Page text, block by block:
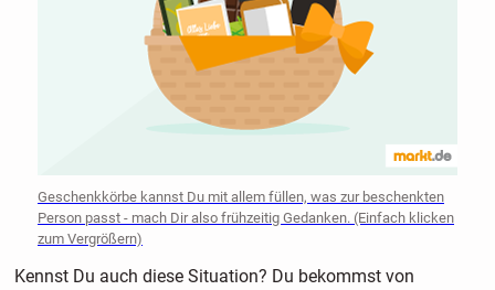
Geschenkkörbe kannst Du mit allem füllen, was zur beschenkten
Person passt - mach Dir also frühzeitig Gedanken. (Einfach klicken
zum Vergrößern)
Kennst Du auch diese Situation? Du bekommst von